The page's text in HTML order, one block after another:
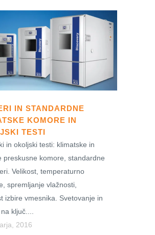
IN STANDARDNE
KOMORE IN
TESTI
in okoljski testi: klimatske in
preskusne komore, standardne
Velikost, temperaturno
spremljanje vlažnosti,
izbire vmesnika. Svetovanje in
ključ....
2016